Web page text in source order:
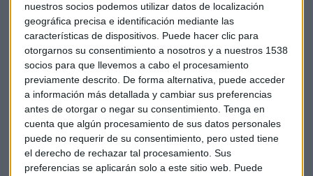
nuestros socios podemos utilizar datos de localización
geográfica precisa e identificación mediante las
características de dispositivos. Puede hacer clic para
otorgarnos su consentimiento a nosotros y a nuestros 1538
socios para que llevemos a cabo el procesamiento
previamente descrito. De forma alternativa, puede acceder
a información más detallada y cambiar sus preferencias
antes de otorgar o negar su consentimiento. Tenga en
cuenta que algún procesamiento de sus datos personales
puede no requerir de su consentimiento, pero usted tiene
el derecho de rechazar tal procesamiento. Sus
preferencias se aplicarán solo a este sitio web. Puede
"No debemos engañarnos a nosotros mismos: el corte en el
suministro de gas es unataque económicocontra
nosotros por parte de Putin", dijo el ministro de Economía,
Robert Habeck.
Según el plan, Berlín proporcionará una línea de crédito de
15.000 millones de euros para llenar las instalaciones de
almacenamiento de gas. Además, este verano se lanzará un
modelo de subasta de gas para animar a los consumidores
de gas industrial a ahorrar gas.